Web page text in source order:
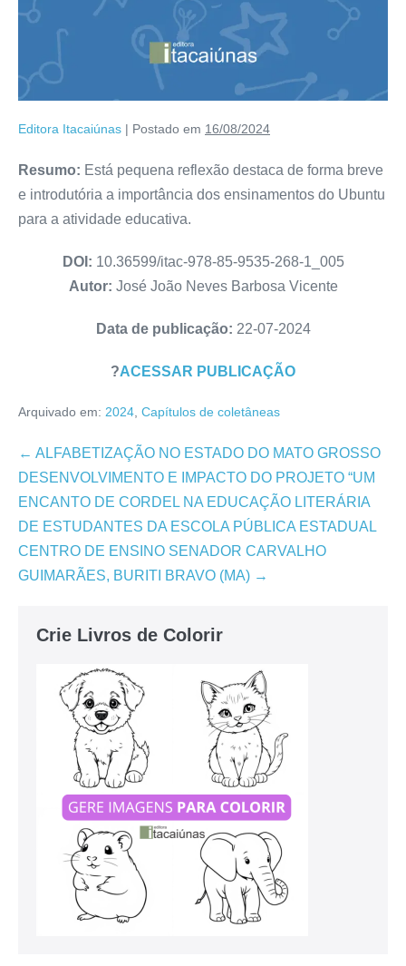
Editora Itacaiúnas | Postado em 16/08/2024
Resumo: Está pequena reflexão destaca de forma breve
e introdutória a importância dos ensinamentos do Ubuntu
para a atividade educativa.
DOI: 10.36599/itac-978-85-9535-268-1_005
Autor: José João Neves Barbosa Vicente
Data de publicação: 22-07-2024
?ACESSAR PUBLICAÇÃO
Arquivado em: 2024, Capítulos de coletâneas
Navegação
de
post
← ALFABETIZAÇÃO NO ESTADO DO MATO GROSSO
DESENVOLVIMENTO E IMPACTO DO PROJETO “UM
ENCANTO DE CORDEL NA EDUCAÇÃO LITERÁRIA
DE ESTUDANTES DA ESCOLA PÚBLICA ESTADUAL
CENTRO DE ENSINO SENADOR CARVALHO
GUIMARÃES, BURITI BRAVO (MA) →
Crie Livros de Colorir